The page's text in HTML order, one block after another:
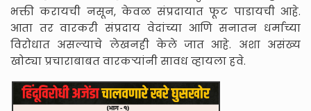
भक्ती करायची नसून, केवळ संप्रदायात फूट पाडायची आहे.
आता तर वारकरी संप्रदाय वेदांच्या आणि सनातन धर्माच्या
विरोधात असल्याचे लेखनही केले जात आहे. अशा असंख्य
खोट्या प्रचाराबाबत वारकऱ्यांनी सावध व्हायला हवे.